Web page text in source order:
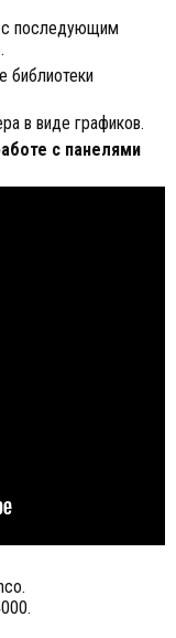
с последующим
библиотеки
в виде графиков.
с панелями